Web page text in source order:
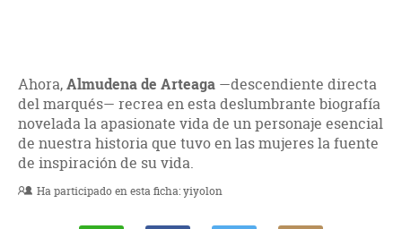
Ahora,Almudena de Arteaga —descendiente directa
del marqués— recrea en esta deslumbrante biografía
novelada la apasionate vida de un personaje esencial
de nuestra historia que tuvo en las mujeres la fuente
de inspiración de su vida.
Ha participado en esta ficha:yiyolon